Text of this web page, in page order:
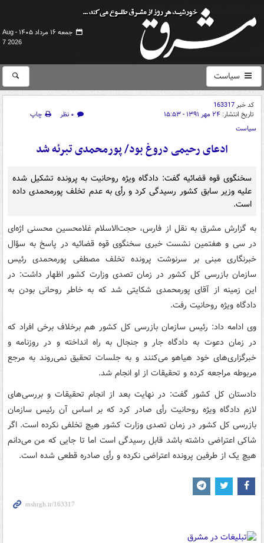
جمعه ۱۶ مرداد ۱۴۰۵ -
Aug
7 2026
سیاست
کد خبر163317
تاریخ انتشار: ۲۴ مهر ۱۳۹۱ - ۱۵:۵۳ ۰ نظر
چاپ
سیاست
ادعای رحیمی دروغ بود/ پورمحمدی تبرئه شد
سخنگوی قوه قضائیه گفت: دادگاه ویژه روحانیت به پرونده تشکیل شده
علیه وزیر سابق کشور رسیدگی کرد و رأی به عدم تخلف پورمحمدی داده
است.
به گزارش مشرق به نقل از فارس، حجت‌الاسلام غلامحسین محسنی اژه‌ای
در سی و هفتمین نشست خبری سخنگوی قوه قضائیه در پاسخ به سؤال
خبرنگاری مبنی بر سرنوشت پرونده تخلف مصطفی پورمحمدی رئیس
سازمان بازرسی کل کشور در زمان تصدی وزارت کشور اظهار داشت: در
این زمینه از آقای پورمحمدی شکایتی شد که به خاطر روحانی بودن به
دادگاه ویژه روحانیت رفت.
وی ادامه داد: رئیس سازمان بازرسی کل کشور هم برخلاف برخی افراد که
در زمان دعوت به دادگاه جار و جنجال به راه انداخته و در روزنامه و
خبرگزاری‌های خود هیاهو می‌کنند و به جلسات تحقیق نمی‌روند به مرجع
مربوطه مراجعه کرده و تحقیقات از او انجام شد.
دادستان کل کشور گفت: در نهایت بعد از انجام تحقیقات و بررسی‌های
لازم دادگاه ویژه روحانیت رأی صادر کرد که بر اساس آن رئیس سازمان
بازرسی کل کشور در زمان تصدی وزارت کشور هیچ تخلفی نکرده است. اگر
شاکی اعتراضی داشته باشد قابل رسیدگی است اما تا جایی که من می‌دانم
هیچ یک از طرفین پرونده اعتراضی نکرده و رأی صادره قطعی شده است.